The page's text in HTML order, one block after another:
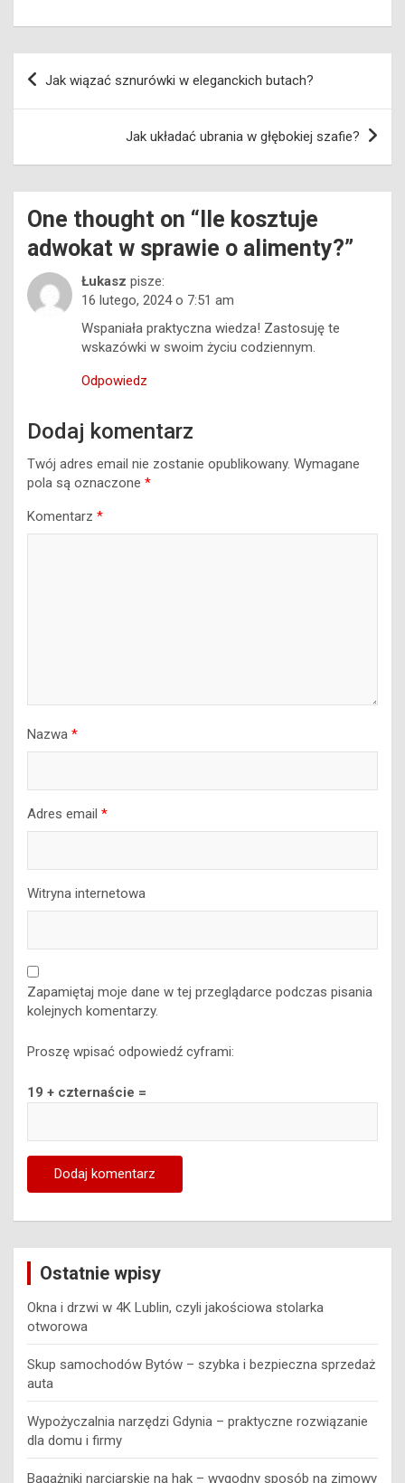
Nawigacja
wpisu
adwokat w sprawie o alimenty?
Łukasz
16 lutego, 2024 o 7:51 am
Wspaniała praktyczna wiedza! Zastosuję te
wskazówki w swoim życiu codziennym.
Odpowiedz
Dodaj komentarz
Twój adres email nie zostanie opublikowany.
pola są oznaczone*
Komentarz
Zapamiętaj moje dane w tej przeglądarce podczas pisania
kolejnych komentarzy.
Proszę wpisać odpowiedź cyframi:
19 + czternaście =
Okna i drzwi w 4K Lublin, czyli jakościowa stolarka
otworowa
Skup samochodów Bytów – szybka i bezpieczna sprzedaż
auta
Wypożyczalnia narzędzi Gdynia – praktyczne rozwiązanie
dla domu i firmy
Bagażniki narciarskie na hak – wygodny sposób na zimowy
transport sprzętu